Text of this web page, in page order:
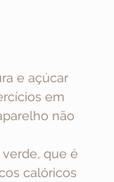
em
não
que é
calóricos